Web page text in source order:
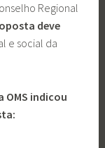
Regional
deve
e social da
indicou